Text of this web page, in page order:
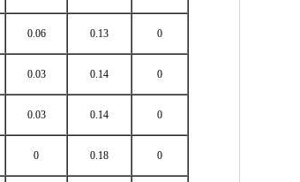
0.06 0.13 0
0.03 0.14 0
0.03 0.14 0
0 0.18 0